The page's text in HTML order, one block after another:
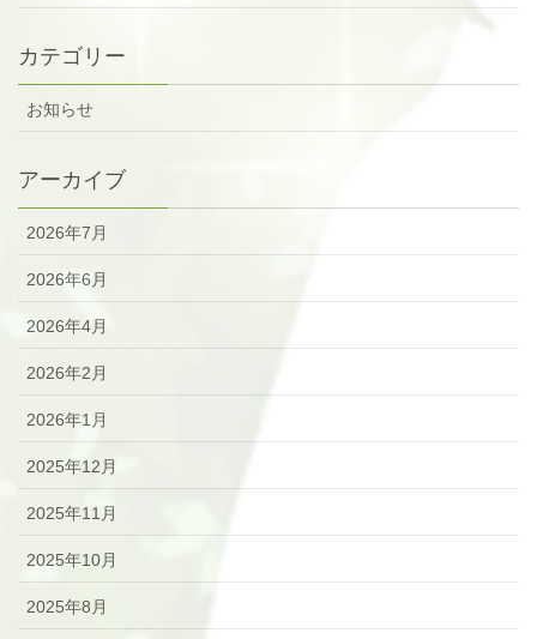
カテゴリー
お知らせ
アーカイブ
2026年7月
2026年6月
2026年4月
2026年2月
2026年1月
2025年12月
2025年11月
2025年10月
2025年8月